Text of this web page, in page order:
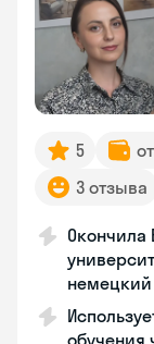
5
3 отзыва
Окончила
обучения